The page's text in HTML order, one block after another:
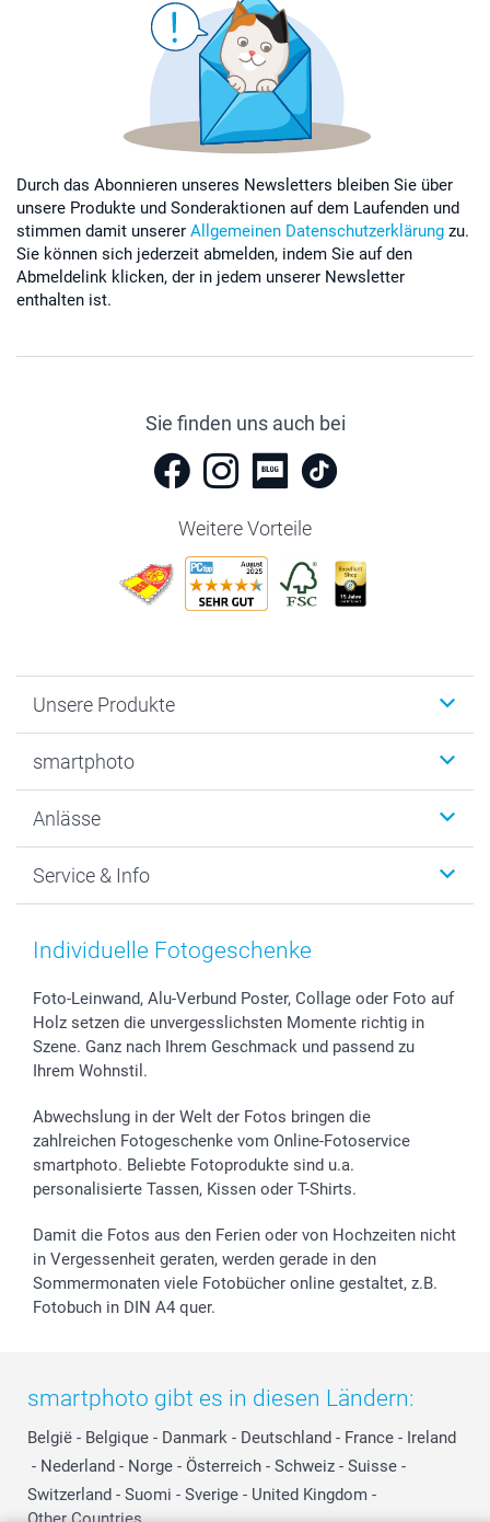
Durch das Abonnieren unseres Newsletters bleiben Sie über
unsere Produkte und Sonderaktionen auf dem Laufenden und
stimmen damit unserer Allgemeinen Datenschutzerklärung zu.
Sie können sich jederzeit abmelden, indem Sie auf den
Abmeldelink klicken, der in jedem unserer Newsletter
enthalten ist.
Sie finden uns auch bei
Weitere Vorteile
Unsere Produkte
Fotogeschenke
MyNameBook
Fotoabzüge, Fotos als Buch & Poster
Zubehör & Material
Foto-Kalender & Agenden
Sticker & Etiketten
Geschenk-Gutscheine (PDF)
smartphoto
Warum smartphoto
Datenschutz
AGB
Presse
Partnerprogramme
Investor Relations
B2B smartbusiness
Widerrufsrecht
Anlässe
Neujahr
Muttertag
Kommunion & Konfirmation
Hochzeit
Geburtstag
Geburt
Zu allen Anlässen
Service & Info
Preise und Versandkosten
48h Lieferung
Zahlungsmöglichkeiten
Anmelden /Registrieren
Sitemap
Status der Bestellung
smartfriends
smartgarantie
smartbonus
Individuelle Fotogeschenke
Foto-Leinwand, Alu-Verbund Poster, Collage oder Foto auf
Holz setzen die unvergesslichsten Momente richtig in
Szene. Ganz nach Ihrem Geschmack und passend zu
Ihrem Wohnstil.
Abwechslung in der Welt der Fotos bringen die
zahlreichen Fotogeschenke vom Online-Fotoservice
smartphoto. Beliebte Fotoprodukte sind u.a.
personalisierte Tassen, Kissen oder T-Shirts.
Damit die Fotos aus den Ferien oder von Hochzeiten nicht
in Vergessenheit geraten, werden gerade in den
Sommermonaten viele Fotobücher online gestaltet, z.B.
Fotobuch in DIN A4 quer.
smartphoto gibt es in diesen Ländern:
België - Belgique - Danmark - Deutschland - France - Ireland
- Nederland - Norge - Österreich - Schweiz - Suisse -
Switzerland - Suomi - Sverige - United Kingdom -